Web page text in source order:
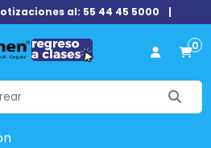
al: 55 44 45 5000 |
0